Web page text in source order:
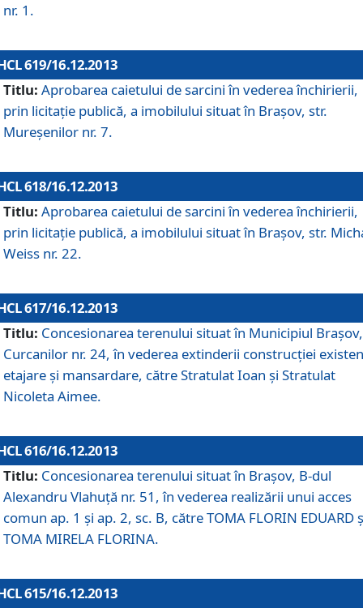
nr. 1.
619/16.12.2013
Titlu: Aprobarea caietului de sarcini în vederea închirierii,
prin licitaţie publică, a imobilului situat în Braşov, str.
Mureşenilor nr. 7.
618/16.12.2013
Titlu: Aprobarea caietului de sarcini în vederea închirierii,
prin licitaţie publică, a imobilului situat în Braşov, str.
Weiss nr. 22.
617/16.12.2013
Titlu: Concesionarea terenului situat în Municipiul
Curcanilor nr. 24, în vederea extinderii construcţiei
etajare şi mansardare, către Stratulat Ioan şi Stratulat
Nicoleta Aimee.
616/16.12.2013
Titlu: Concesionarea terenului situat în Braşov, B-dul
Alexandru Vlahuţă nr. 51, în vederea realizării unui acces
comun ap. 1 şi ap. 2, sc. B, către TOMA FLORIN EDUARD
TOMA MIRELA FLORINA.
615/16.12.2013